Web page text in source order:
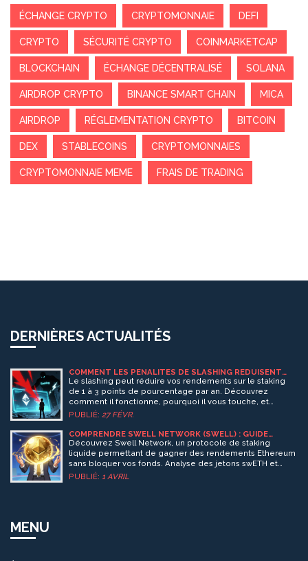
ÉCHANGE CRYPTO CRYPTOMONNAIE DEFI
CRYPTO SÉCURITÉ CRYPTO COINMARKETCAP
BLOCKCHAIN ÉCHANGE DÉCENTRALISÉ SOLANA
AIRDROP CRYPTO BINANCE SMART CHAIN MICA
AIRDROP RÉGLEMENTATION CRYPTO BITCOIN
DEX STABLECOINS CRYPTOMONNAIES
CRYPTOMONNAIE MEME FRAIS DE TRADING
DERNIÈRES ACTUALITÉS
COMMENT LES PÉNALITÉS DE SLASHING RÉDUISENT
VOS RENDEMENTS SUR LE STAKING
Le slashing peut réduire vos rendements sur le staking
de 1 à 3 points de pourcentage par an. Découvrez
comment il fonctionne, pourquoi il vous touche, et
comment limiter les pertes sans devenir un expert
PUBLIÉ: 27 FÉVR.
COMPRENDRE SWELL NETWORK (SWELL) : GUIDE
COMPLET SUR LE JETON ET LE PROTOCOLE DE STAKING
LIQUIDE
Découvrez Swell Network, un protocole de staking
liquide permettant de gagner des rendements Ethereum
sans bloquer vos fonds. Analyse des jetons swETH et
SWELL.
PUBLIÉ: 1 AVRIL
MENU